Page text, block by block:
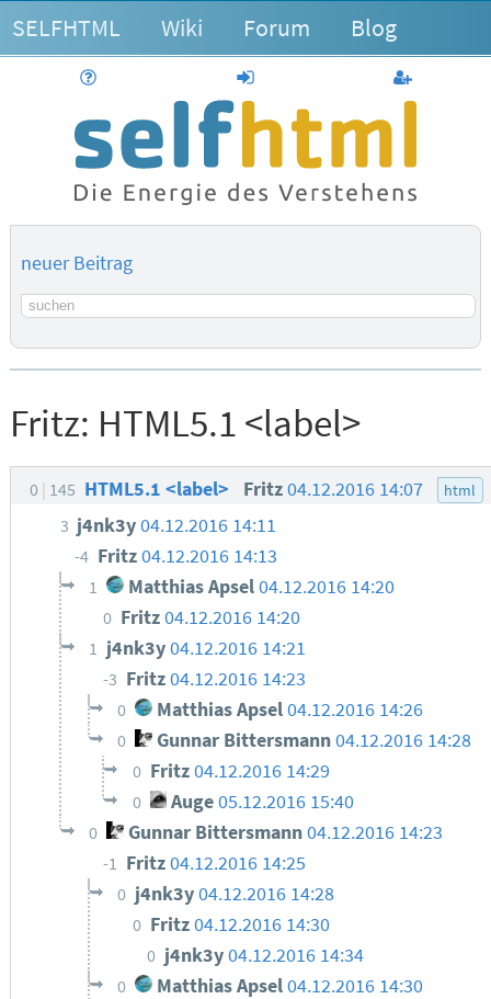
SELFHTML Wiki Forum Blog
anmelden
neuer Beitrag
Suchbegriff
Fritz: HTML5.1 <label>
0 145 HTML5.1 <label> Fritz04.12.2016 14:07 html
3 j4nk3y04.12.2016 14:11
-4 Fritz04.12.2016 14:13
1 Matthias Apsel04.12.2016 14:20
0 Fritz04.12.2016 14:20
1 j4nk3y04.12.2016 14:21
-3 Fritz04.12.2016 14:23
0 Matthias Apsel04.12.2016 14:26
0 Gunnar Bittersmann04.12.2016 14:28
0 Fritz04.12.2016 14:29
0 Auge05.12.2016 15:40
0 Gunnar Bittersmann04.12.2016 14:23
-1 Fritz04.12.2016 14:25
0 j4nk3y04.12.2016 14:28
0 Fritz04.12.2016 14:30
0 j4nk3y04.12.2016 14:34
0 Matthias Apsel04.12.2016 14:30